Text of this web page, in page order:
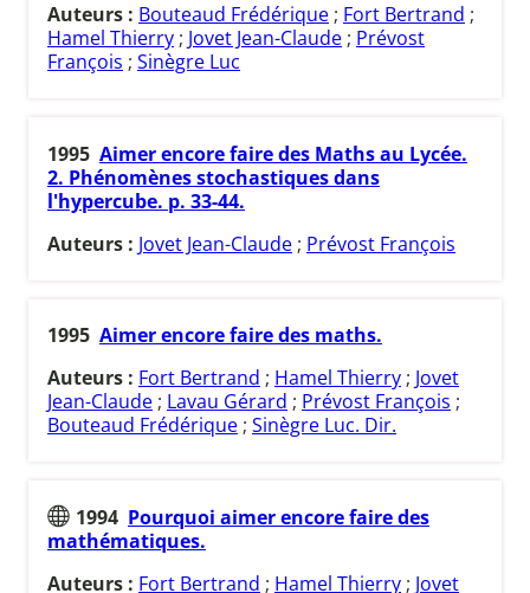
Auteurs : Bouteaud Frédérique ; Fort Bertrand ;
Hamel Thierry ; Jovet Jean-Claude ; Prévost
François ; Sinègre Luc
1995 Aimer encore faire des Maths au Lycée.
2. Phénomènes stochastiques dans
l'hypercube. p. 33-44.
Auteurs : Jovet Jean-Claude ; Prévost François
1995 Aimer encore faire des maths.
Auteurs : Fort Bertrand ; Hamel Thierry; Jovet
Jean-Claude; Lavau Gérard ; Prévost François ;
Bouteaud Frédérique; Sinègre Luc. Dir.
1994 Pourquoi aimer encore faire des
mathématiques.
Auteurs : Fort Bertrand ; Hamel Thierry ; Jovet